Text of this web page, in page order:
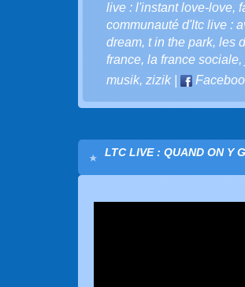
live : l'instant love-love,
communauté d'ltc live :
dream, t in the park, les
france, la france sociale,
musik, zizik|
LTC LIVE : QUAND ON Y